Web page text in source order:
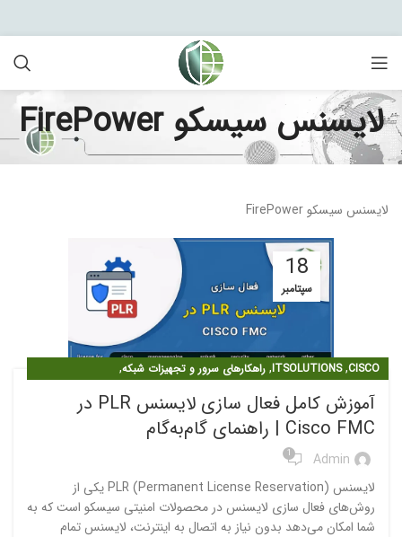
لایسنس سیسکو FirePower
لایسنس سیسکو FirePower
18
سپتامبر
CISCO
,
ITSOLUTIONS
, راهکارهای سرور و تجهیزات شبکه,
لایسنس سیسکو FIREPOWER
آموزش کامل فعال سازی لایسنس PLR در
Cisco FMC | راهنمای گام‌به‌گام
Admin
1
لایسنس PLR (Permanent License Reservation) یکی از
روش‌های فعال سازی لایسنس در محصولات امنیتی سیسکو است که به
شما امکان می‌دهد بدون نیاز به اتصال به اینترنت، لایسنس تمام